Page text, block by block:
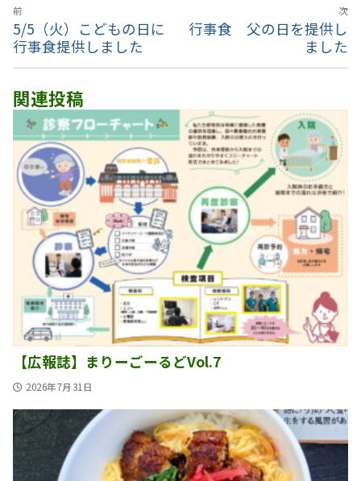
稿
ナ
ビ
ゲ
ー
シ
ョ
ン
前
前
の
投
5/5（火）こどもの日に
行事食提供しました
次
次
投
行事食 父の日を提供し
ました
関連投稿
【広報誌】まりーごーるどVol.7
2026年7月31日